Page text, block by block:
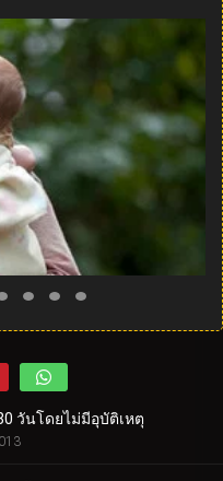
วันโดยไม่มีอุบัติเหตุ